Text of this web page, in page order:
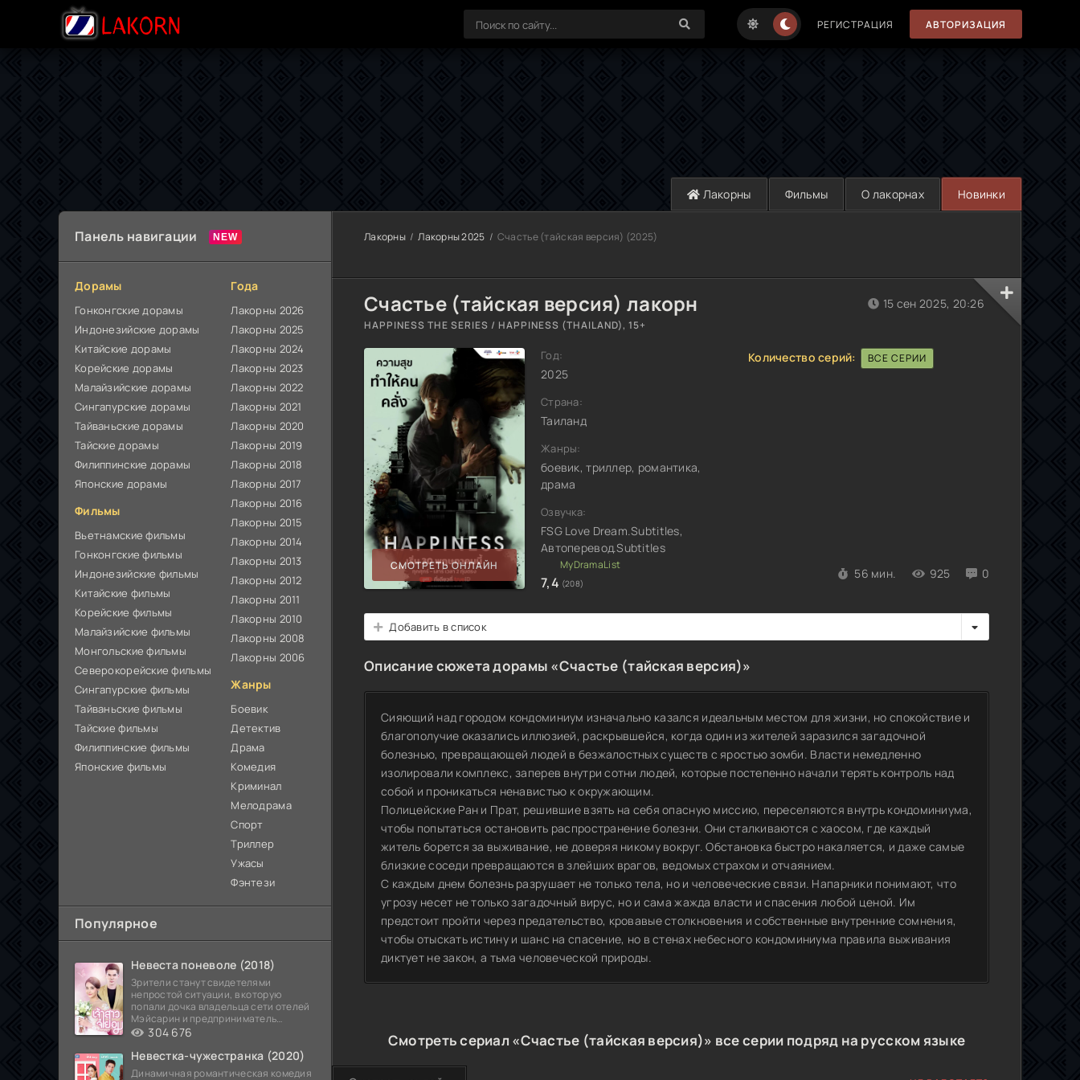
РЕГИСТРАЦИЯ АВТОРИЗАЦИЯ
Лакорны Фильмы О лакорнах Новинки
Панель навигации
Дорамы
Гонконгские дорамы
Индонезийские дорамы
Китайские дорамы
Корейские дорамы
Малайзийские дорамы
Сингапурские дорамы
Тайваньские дорамы
Тайские дорамы
Филиппинские дорамы
Японские дорамы
Фильмы
Вьетнамские фильмы
Гонконгские фильмы
Индонезийские фильмы
Китайские фильмы
Корейские фильмы
Малайзийские фильмы
Монгольские фильмы
Северокорейские фильмы
Сингапурские фильмы
Тайваньские фильмы
Тайские фильмы
Филиппинские фильмы
Японские фильмы
Года
Лакорны 2026
Лакорны 2025
Лакорны 2024
Лакорны 2023
Лакорны 2022
Лакорны 2021
Лакорны 2020
Лакорны 2019
Лакорны 2018
Лакорны 2017
Лакорны 2016
Лакорны 2015
Лакорны 2014
Лакорны 2013
Лакорны 2012
Лакорны 2011
Лакорны 2010
Лакорны 2008
Лакорны 2006
Жанры
Боевик
Детектив
Драма
Комедия
Криминал
Мелодрама
Спорт
Триллер
Ужасы
Фэнтези
Популярное
Невеста поневоле (2018)
Зрители станут свидетелями
непростой ситуации, в которую
попали дочка владельца сети отелей
Мэйсарин и предприниматель
Кетдэн. Обоих главных героев
304 676
Невестка-чужестранка (2020)
Динамичная романтическая комедия
Лакорны Лакорны 2025 Счастье (тайская версия) (2025)
Счастье (тайская версия) лакорн
HAPPINESS THE SERIES / HAPPINESS (THAILAND), 15+
СМОТРЕТЬ ОНЛАЙН
Год:
2025
Страна:
Таиланд
Жанры:
боевик, триллер, романтика,
драма
Озвучка:
FSG Love Dream.Subtitles,
Автоперевод.Subtitles
7,4 (208)
56 мин. 925 0
15 сен 2025, 20:26
Количество серий: ВСЕ СЕРИИ
Добавить в список
Описание сюжета дорамы «Счастье (тайская версия)»
Сияющий над городом кондоминиум изначально казался идеальным местом для жизни, но спокойствие и
благополучие оказались иллюзией, раскрывшейся, когда один из жителей заразился загадочной
болезнью, превращающей людей в безжалостных существ с яростью зомби. Власти немедленно
изолировали комплекс, заперев внутри сотни людей, которые постепенно начали терять контроль над
собой и проникаться ненавистью к окружающим.
Полицейские Ран и Прат, решившие взять на себя опасную миссию, переселяются внутрь кондоминиума,
чтобы попытаться остановить распространение болезни. Они сталкиваются с хаосом, где каждый
житель борется за выживание, не доверяя никому вокруг. Обстановка быстро накаляется, и даже самые
близкие соседи превращаются в злейших врагов, ведомых страхом и отчаянием.
С каждым днем болезнь разрушает не только тела, но и человеческие связи. Напарники понимают, что
угрозу несет не только загадочный вирус, но и сама жажда власти и спасения любой ценой. Им
предстоит пройти через предательство, кровавые столкновения и собственные внутренние сомнения,
чтобы отыскать истину и шанс на спасение, но в стенах небесного кондоминиума правила выживания
диктует не закон, а тьма человеческой природы.
Смотреть сериал «Счастье (тайская версия)» все серии подряд на русском языке